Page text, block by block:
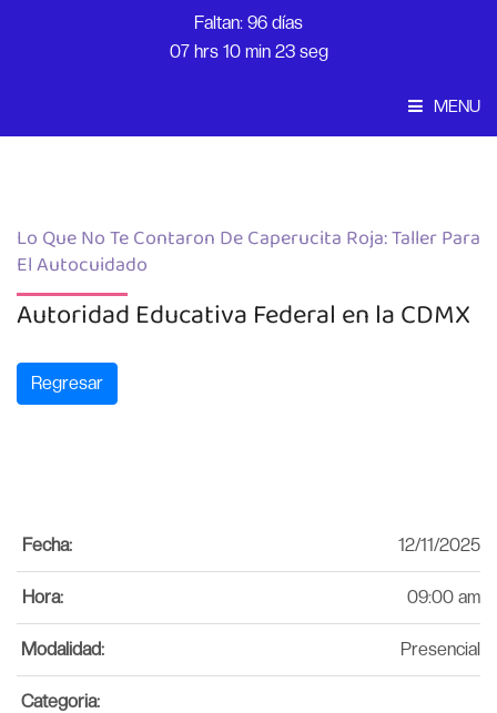
Faltan: 96 días
07 hrs 10 min 23 seg
MENU
Inicio
Lo Que No Te Contaron De Caperucita Roja: Taller Para
El Autocuidado
Autoridad Educativa Federal en la CDMX
Regresar
Fecha: 12/11/2025
Hora: 09:00 am
Modalidad: Presencial
Categoria: